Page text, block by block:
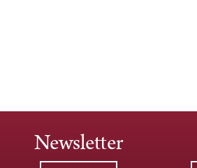
Newsletter